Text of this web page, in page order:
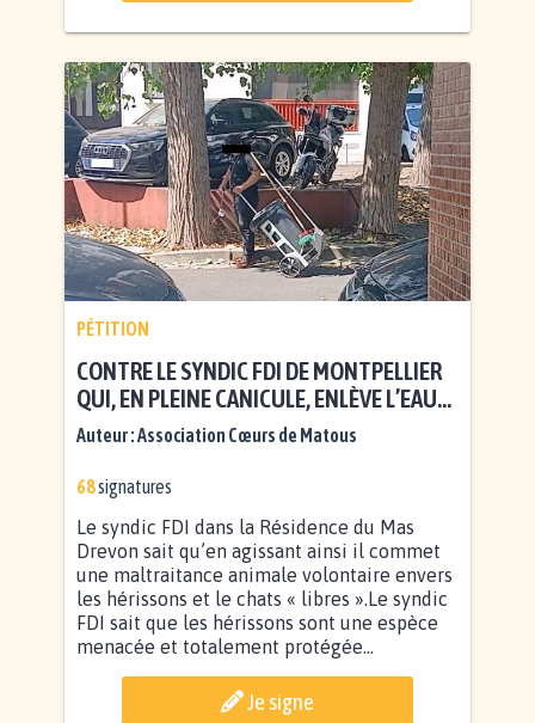
PÉTITION
CONTRE LE SYNDIC FDI DE MONTPELLIER
QUI, EN PLEINE CANICULE, ENLÈVE L’EAU
POUR LES HÉRISSONS ET LES CHATS
Auteur :Association Cœurs de Matous
68signatures
Le syndic FDI dans la Résidence du Mas
Drevon sait qu’en agissant ainsi il commet
une maltraitance animale volontaire envers
les hérissons et le chats « libres ».Le syndic
FDI sait que les hérissons sont une espèce
menacée et totalement protégée...
Je signe